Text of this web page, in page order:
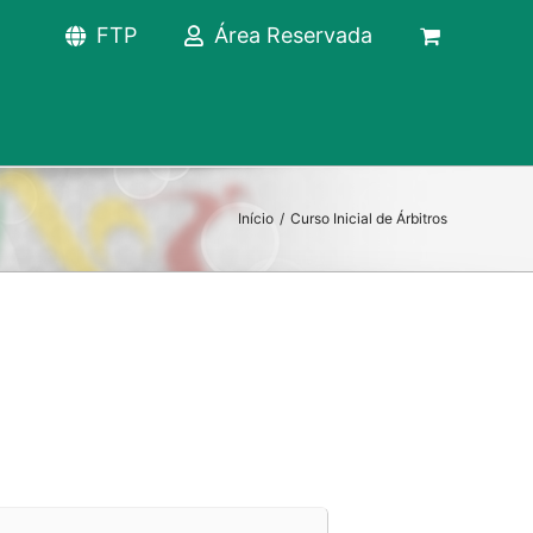
FTP Área Reservada
Início / Curso Inicial de Árbitros